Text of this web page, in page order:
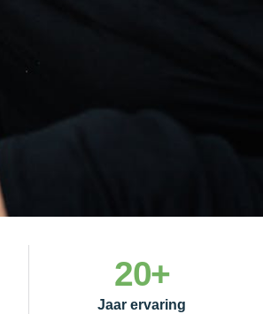
Jaar ervaring
20+